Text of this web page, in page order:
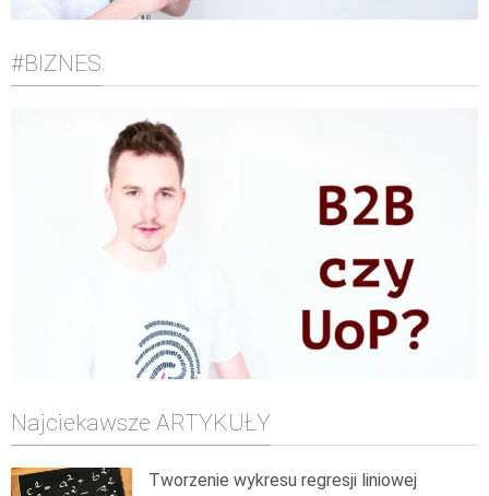
#BIZNES
Najciekawsze ARTYKUŁY
Tworzenie wykresu regresji liniowej